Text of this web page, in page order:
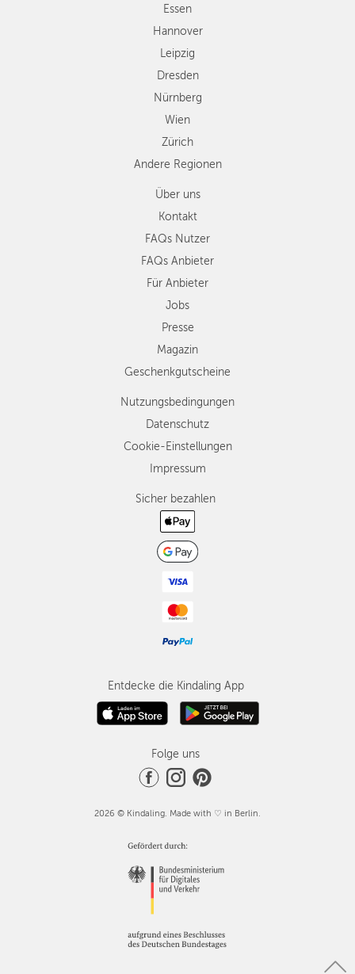
Andere
Regionen
Essen
Hannover
Leipzig
Dresden
Nürnberg
Wien
Zürich
Andere Regionen
Über uns
Kontakt
FAQs Nutzer
FAQs Anbieter
Für Anbieter
Jobs
Presse
Magazin
Geschenkgutscheine
Nutzungsbedingungen
Datenschutz
Cookie-Einstellungen
Impressum
Sicher bezahlen
Entdecke die Kindaling App
Folge uns
2026 © Kindaling. Made with ♡ in Berlin.